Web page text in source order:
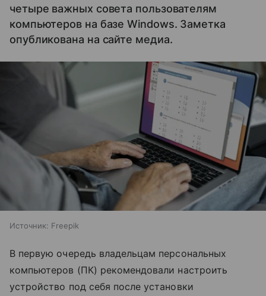
четыре важных совета пользователям
компьютеров на базе Windows. Заметка
опубликована на сайте медиа.
Источник: Freepik
В первую очередь владельцам персональных
компьютеров (ПК) рекомендовали настроить
устройство под себя после установки